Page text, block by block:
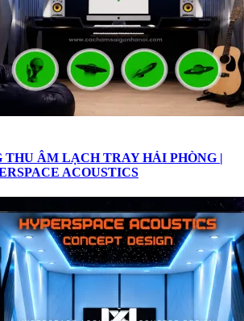
THU ÂM LẠCH TRAY HẢI PHÒNG |
ACOUSTICS